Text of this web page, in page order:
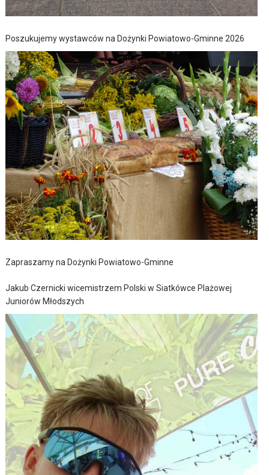
Poszukujemy wystawców na Dożynki Powiatowo-Gminne 2026
Zapraszamy na Dożynki Powiatowo-Gminne
Jakub Czernicki wicemistrzem Polski w Siatkówce Plażowej
Juniorów Młodszych